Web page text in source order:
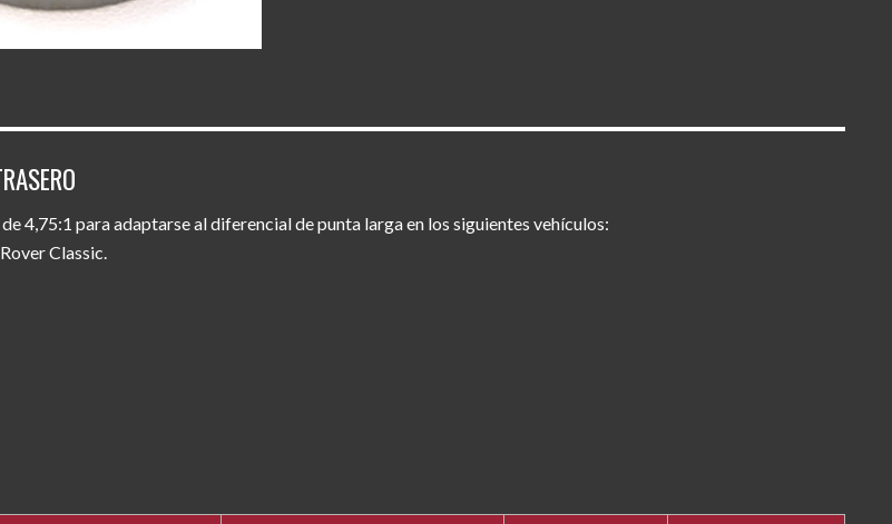
4,75:1 para adaptarse al diferencial de punta larga en los siguientes vehículos:
Classic.